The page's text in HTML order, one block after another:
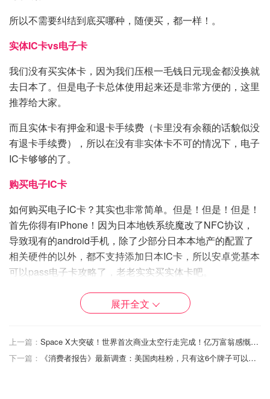
所以不需要纠结到底买哪种，随便买，都一样！。
实体IC卡vs电子卡
我们没有买实体卡，因为我们压根一毛钱日元现金都没换就
去日本了。但是电子卡总体使用起来还是非常方便的，这里
推荐给大家。
而且实体卡有押金和退卡手续费（卡里没有余额的话貌似没
有退卡手续费），所以在没有非实体卡不可的情况下，电子
IC卡够够的了。
购买电子IC卡
如何购买电子IC卡？其实也非常简单。但是！但是！但是！
首先你得有iPhone！因为日本地铁系统魔改了NFC协议，
导致现有的android手机，除了少部分日本本地产的配置了
相关硬件的以外，都不支持添加日本IC卡，所以安卓党基本
可以pass电子卡攻略了，老老实实买实体卡吧。
展开全文
上一篇：
Space X大突破！世界首次商业太空行走完成！亿万富翁感慨：宇宙真美丽
下一篇：
《消费者报告》最新调查：美国肉桂粉，只有这6个牌子可以放心吃